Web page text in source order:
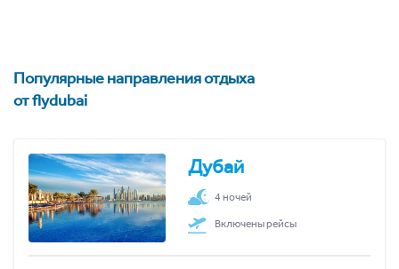
Популярные направления отдыха
от flydubai
Дубай
4 ночей
Включены рейсы